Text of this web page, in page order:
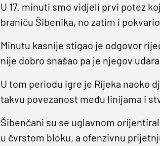
U 17. minuti smo vidjeli prvi potez
braniču Šibenika, no zatim i
Minutu kasnije stigao je odgovor
nije dobro snašao pa je njegov
U tom periodu igre je Rijeka naoko
takvu povezanost među linijama i
Šibenčani su se uglavnom
u čvrstom bloku, a ofenzivnu